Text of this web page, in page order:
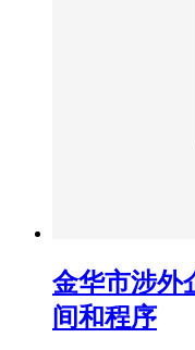
金华市涉外
间和程序